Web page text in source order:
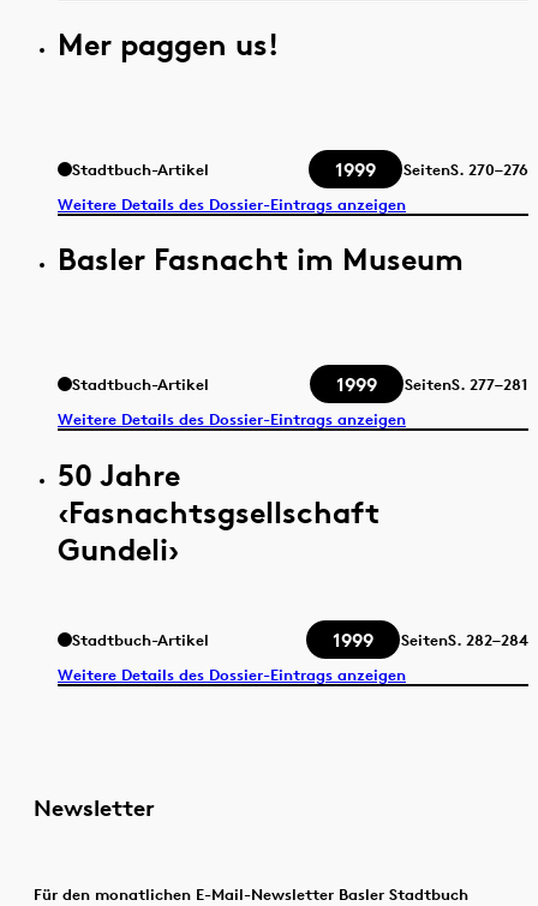
Mer paggen us!
Stadtbuch-Artikel 1999 SeitenS. 270–276
Weitere Details des Dossier-Eintrags anzeigen
Basler Fasnacht im Museum
Stadtbuch-Artikel 1999 SeitenS. 277–281
Weitere Details des Dossier-Eintrags anzeigen
50 Jahre
‹Fasnachtsgsellschaft
Gundeli›
Stadtbuch-Artikel 1999 SeitenS. 282–284
Weitere Details des Dossier-Eintrags anzeigen
Newsletter
Für den monatlichen E-Mail-Newsletter Basler Stadtbuch